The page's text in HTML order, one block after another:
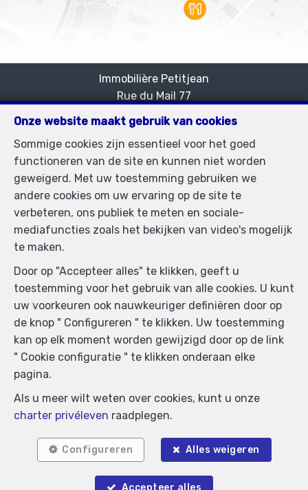
Onze website maakt gebruik van cookies
Sommige cookies zijn essentieel voor het goed
functioneren van de site en kunnen niet worden
geweigerd. Met uw toestemming gebruiken we
andere cookies om uw ervaring op de site te
verbeteren, ons publiek te meten en sociale-
mediafuncties zoals het bekijken van video's mogelijk
te maken.
Door op "Accepteer alles" te klikken, geeft u
toestemming voor het gebruik van alle cookies. U kunt
uw voorkeuren ook nauwkeuriger definiëren door op
de knop " Configureren " te klikken. Uw toestemming
kan op elk moment worden gewijzigd door op de link
" Cookie configuratie " te klikken onderaan elke
pagina.
Als u meer wilt weten over cookies, kunt u onze
charter privéleven raadplegen.
Configureren Alles weigeren
Accepteer alles
Immobilière Petitjean
—
Rue du Mail 77
1050 Bruxelles
TEL.02/537.03.70
—
immopetitjean@gmail.com
BIV-erkende vastgoedmakelaar in België, BIV N°
505438 - Ondernemingsnummer : BTW BE-
0425.723.793- Toezichthoudende Autoriteit :
Beroepinstituut van Vastgoedmakelaars
Luxemburgstraat, 16B - 1000 Brussel (+32 2 505 38 50
BA en borgstelling via NV AXA Belgium, Troonplein 1,
1000 Brussel (polisnr. 730.390.160) Dekking geldt voor
activiteiten die in België worden uitgevoerd
Charter privéleven
WEBULOUS.IMMO